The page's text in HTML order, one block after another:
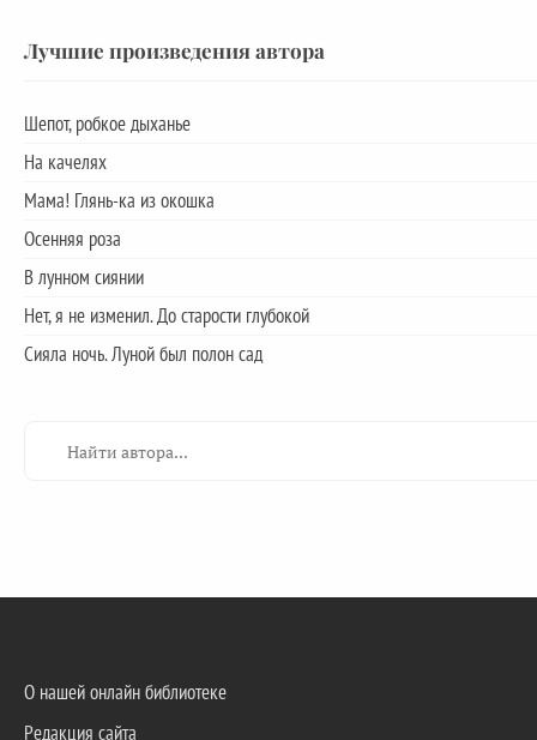
Лучшие произведения автора
Шепот, робкое дыханье
На качелях
Мама! Глянь-ка из окошка
Осенняя роза
В лунном сиянии
Нет, я не изменил. До старости глубокой
Сияла ночь. Луной был полон сад
О нашей онлайн библиотеке
Редакция сайта